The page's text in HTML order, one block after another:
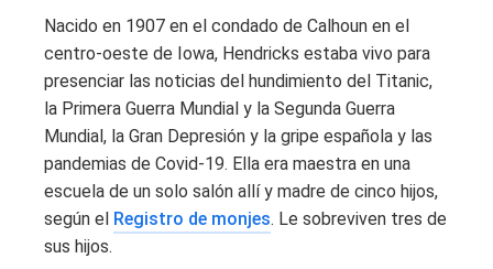
Nacido en 1907 en el condado de Calhoun en el
centro-oeste de Iowa, Hendricks estaba vivo para
presenciar las noticias del hundimiento del Titanic,
la Primera Guerra Mundial y la Segunda Guerra
Mundial, la Gran Depresión y la gripe española y las
pandemias de Covid-19. Ella era maestra en una
escuela de un solo salón allí y madre de cinco hijos,
según el Registro de monjes. Le sobreviven tres de
sus hijos.